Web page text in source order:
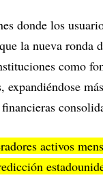
donde los
la nueva ronda
como
expandiéndose
activos